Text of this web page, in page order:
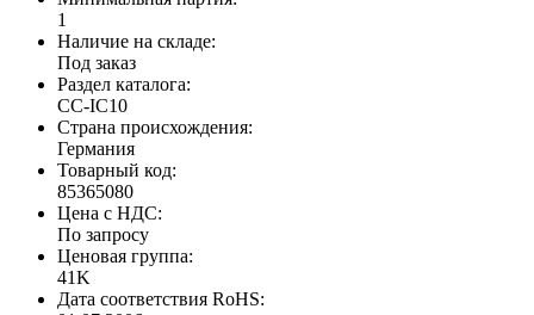
1
Наличие на складе:
Под заказ
Раздел каталога:
CC-IC10
Страна происхождения:
Германия
Товарный код:
85365080
Цена с НДС:
По запросу
Ценовая группа:
41K
Дата соответствия RoHS: